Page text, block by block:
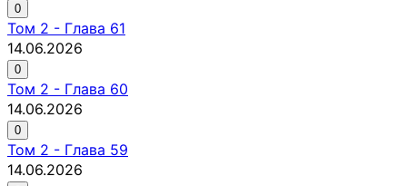
0
Том 2 - Глава 61
14.06.2026
0
Том 2 - Глава 60
14.06.2026
0
Том 2 - Глава 59
14.06.2026